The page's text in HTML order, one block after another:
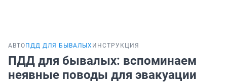
АВТО ПДД ДЛЯ БЫВАЛЫХ ИНСТРУКЦИЯ
ПДД для бывалых: вспоминаем
неявные поводы для эвакуации